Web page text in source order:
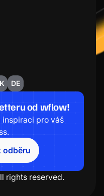
DE
od wflow!
pro váš
odběru
rights reserved.